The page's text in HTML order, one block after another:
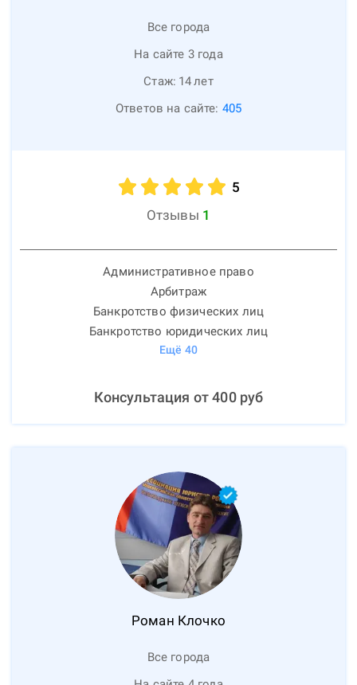
Все города
На сайте 3 года
Стаж: 14лет
Ответов на сайте: 405
5
Отзывы 1
Административное право
Арбитраж
Банкротство физических лиц
Банкротство юридических лиц
Ещё 40
Консультация от400руб
Роман Клочко
Все города